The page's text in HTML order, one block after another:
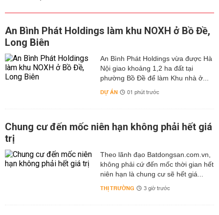
An Bình Phát Holdings làm khu NOXH ở Bồ Đề,
Long Biên
An Bình Phát Holdings vừa được Hà
Nội giao khoảng 1,2 ha đất tại
phường Bồ Đề để làm Khu nhà ở...
DỰ ÁN 01 phút trước
Chung cư đến mốc niên hạn không phải hết giá
trị
Theo lãnh đạo Batdongsan.com.vn,
không phải cứ đến mốc thời gian hết
niên hạn là chung cư sẽ hết giá...
THỊ TRƯỜNG 3 giờ trước